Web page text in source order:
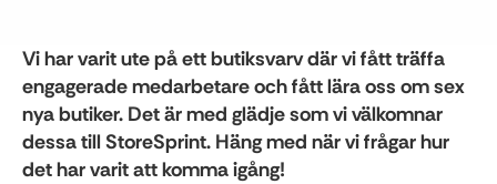
Vi har varit ute på ett butiksvarv där vi fått träffa
engagerade medarbetare och fått lära oss om sex
nya butiker. Det är med glädje som vi välkomnar
dessa till StoreSprint. Häng med när vi frågar hur
det har varit att komma igång!